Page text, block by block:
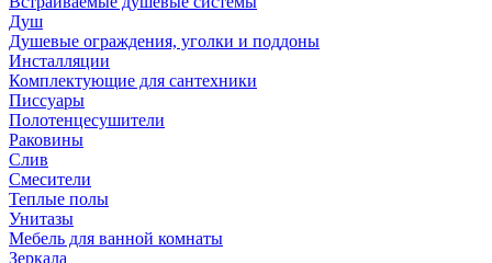
Душ
Душевые ограждения, уголки и поддоны
Инсталляции
Комплектующие для сантехники
Писсуары
Полотенцесушители
Раковины
Слив
Смесители
Теплые полы
Унитазы
Мебель для ванной комнаты
Зеркала